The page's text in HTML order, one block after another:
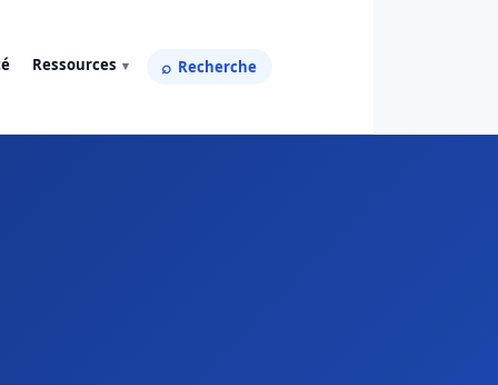
Ressources Recherche